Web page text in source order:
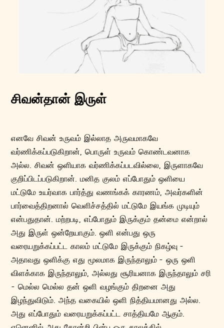
சிவன்தான் இருள்
எனவே சிவன் உருவம் இல்லாத அருவமாகவே
வர்ணிக்கப்படுகிறான், பொருள் உருவம் கொண்டவனாக
அல்ல. சிவன் ஒளியாக வர்ணிக்கப்படவில்லை, இருளாகவே
குறிப்பிடப்படுகிறான். மனித குலம் எப்போதும் ஒளியை
மட்டுமே உயர்வாக பார்த்து வணங்கக் காரணம், அவர்களின்
பார்வைத்திறனால் வெளிச்சத்தில் மட்டுமே இயங்க முடியும்
என்பதுதான்.‌ மற்றபடி, எப்போதும் இருக்கும் தன்மை என்றால்
அது இருள் ஒன்றேயாகும். ஒளி என்பது ஒரு
வரையறுக்கப்பட்ட காலம் மட்டுமே இருக்கும் நிகழ்வு -
அதாவது ஒளிக்கு எது மூலமாக இருந்தாலும் - ஒரு ஒளி
விளக்காக இருந்தாலும், அல்லது சூரியனாக இருந்தாலும் சரி
- மெல்ல மெல்ல தன் ஒளி வழங்கும் திறனை அது
இழந்துவிடும். அந்த வகையில் ஒளி நித்தியமானது அல்ல.
அது எப்போதும் வரையறுக்கப்பட்ட சாத்தியமே ஆகும்.